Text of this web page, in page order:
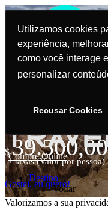
Utilizamos cookies
experiência,
como você interage
personalizar
Recusar Cookies
Compre Online
Destino
Voltar
Ásia
6 a 22 de setembro de 2026
$39.500,00
+ taxas (Valor por pessoa)
Gostei, eu quero!
Valorizamos a sua